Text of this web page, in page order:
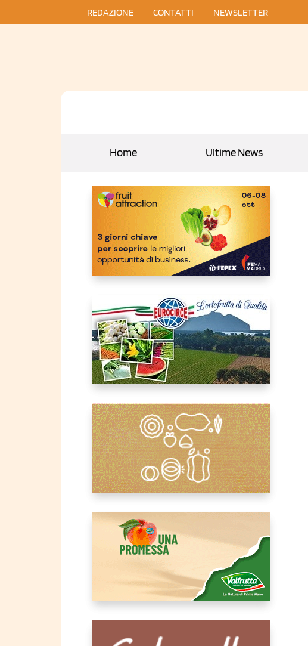
REDAZIONE CONTATTI NEWSLETTER
Home Ultime News